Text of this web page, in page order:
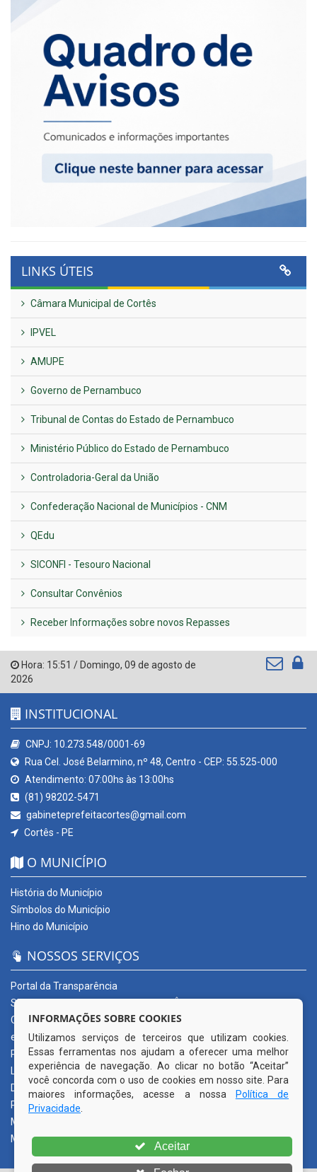
LINKS ÚTEIS
Câmara Municipal de Cortês
IPVEL
AMUPE
Governo de Pernambuco
Tribunal de Contas do Estado de Pernambuco
Ministério Público do Estado de Pernambuco
Controladoria-Geral da União
Confederação Nacional de Municípios - CNM
QEdu
SICONFI - Tesouro Nacional
Consultar Convênios
Receber Informações sobre novos Repasses
Hora: 15:51 / Domingo, 09 de agosto de
2026
INSTITUCIONAL
CNPJ: 10.273.548/0001-69
Rua Cel. José Belarmino, nº 48, Centro - CEP: 55.525-000
Atendimento: 07:00hs às 13:00hs
(81) 98202-5471
gabineteprefeitacortes@gmail.com
Cortês - PE
O MUNICÍPIO
História do Município
Símbolos do Município
Hino do Município
NOSSOS SERVIÇOS
Portal da Transparência
SERVIÇOS DIGITAIS: CONECTA CORTÊS
Ouvidoria Municipal
e-SIC
Processos de Licitação
Licitações em andamento
Diário Oficial
Publicações Oficiais
Mapa do Site
Mais Serviços
INFORMAÇÕES SOBRE COOKIES
Utilizamos serviços de terceiros que utilizam cookies.
Essas ferramentas nos ajudam a oferecer uma melhor
experiência de navegação. Ao clicar no botão “Aceitar”
você concorda com o uso de cookies em nosso site. Para
maiores informações, acesse a nossa
Política de
Privacidade
Aceitar